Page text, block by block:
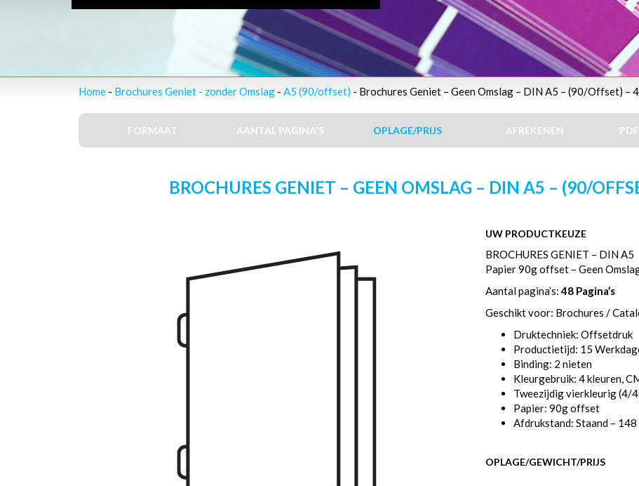
Home - Brochures Geniet - zonder Omslag - A5 (90/offset) - Brochures Geniet – Geen Omslag – DIN A5 – (90/Offset) –
FORMAAT AANTAL PAGINA'S OPLAGE/PRIJS AFREKENEN
BROCHURES GENIET – GEEN OMSLAG – DIN A5 – (90/
UW PRODUCTKEUZE
BROCHURES GENIET – DIN A5
Papier 90g offset – Geen
Aantal pagina’s:48 Pagina’s
Geschikt voor: Brochures /
Druktechniek: Offsetdruk
Productietijd: 15
Binding: 2 nieten
Kleurgebruik: 4 kleuren,
Tweezijdig vierkleurig (4/
Papier: 90g offset
Afdrukstand: Staand – 148
OPLAGE/GEWICHT/PRIJS